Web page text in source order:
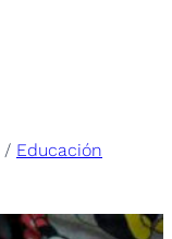
/ Educación